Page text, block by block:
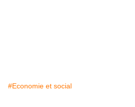
#Economie et social